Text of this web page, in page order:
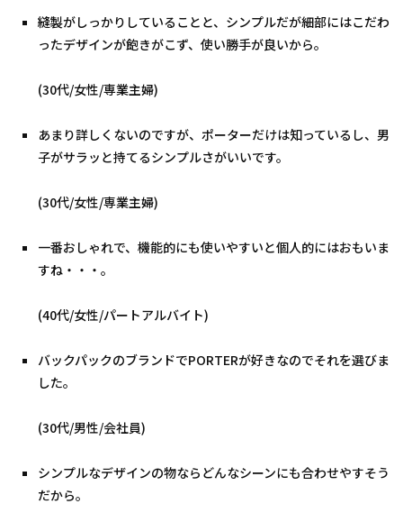
縫製がしっかりしていることと、シンプルだが細部にはこだわ
ったデザインが飽きがこず、使い勝手が良いから。
(30代/女性/専業主婦)
あまり詳しくないのですが、ポーターだけは知っているし、男
子がサラッと持てるシンプルさがいいです。
(30代/女性/専業主婦)
一番おしゃれで、機能的にも使いやすいと個人的にはおもいま
すね・・・。
(40代/女性/パートアルバイト)
バックパックのブランドでPORTERが好きなのでそれを選びま
した。
(30代/男性/会社員)
シンプルなデザインの物ならどんなシーンにも合わせやすそう
だから。